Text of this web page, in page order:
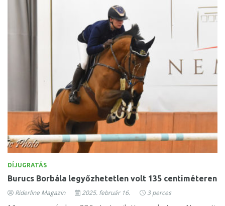
DÍJUGRATÁS
Burucs Borbála legyőzhetetlen volt 135 centiméteren
Riderline Magazin 2025. február 16. 3 perces